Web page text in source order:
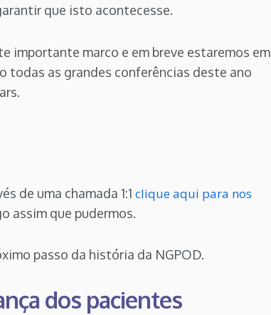
que isto acontecesse.
importante marco e em breve estaremos em
todas as grandes conferências deste ano
de uma chamada 1:1 clique aqui para nos
assim que pudermos.
passo da história da NGPOD.
dos pacientes